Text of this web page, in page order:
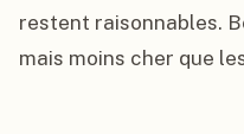
restent raisonnables.
mais moins cher que